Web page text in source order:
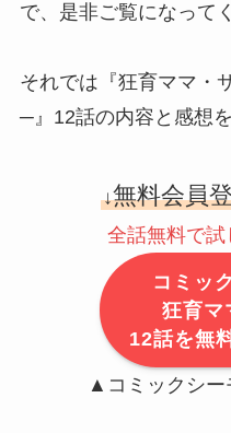
で、是非ご覧になって
それでは『狂育ママ・
─』12話の内容と感想
↓無料会員
全話無料で試
コミッ
狂育マ
12話を無
▲コミックシー